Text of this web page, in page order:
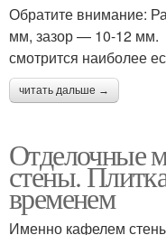
Обратите внимание:
мм, зазор — 10-12 мм.
смотрится наиболее
читать дальше →
Отделочные
стены.
временем
Именно кафелем